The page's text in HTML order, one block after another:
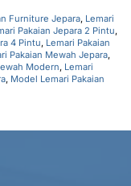
Furniture Jepara, Lemari
Pakaian Jepara 2 Pintu,
4 Pintu, Lemari Pakaian
Pakaian Mewah Jepara,
Modern, Lemari
, Model Lemari Pakaian